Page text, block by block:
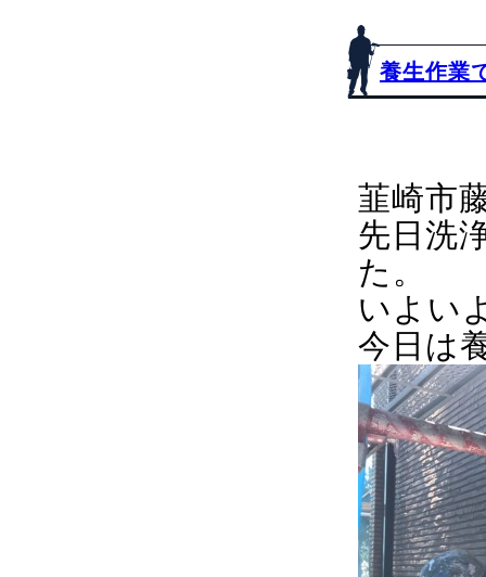
養生作業
韮崎市
先日洗
た。
いよい
今日は